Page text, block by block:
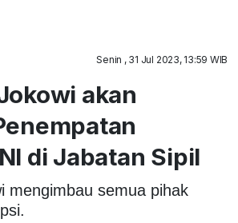
Senin , 31 Jul 2023, 13:59 WIB
akan
di Jabatan Sipil
mengimbau semua pihak